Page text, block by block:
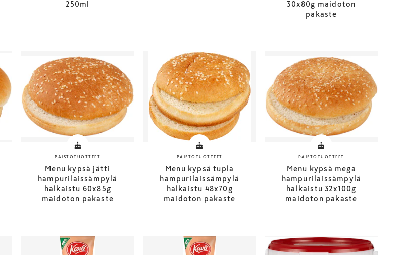
250ml
30x80g maidoton
pakaste
PAISTOTUOTTEET
Menu kypsä jätti
hampurilaissämpylä
halkaistu 60x85g
maidoton pakaste
PAISTOTUOTTEET
Menu kypsä tupla
hampurilaissämpylä
halkaistu 48x70g
maidoton pakaste
PAISTOTUOTTEET
Menu kypsä mega
hampurilaissämpylä
halkaistu 32x100g
maidoton pakaste